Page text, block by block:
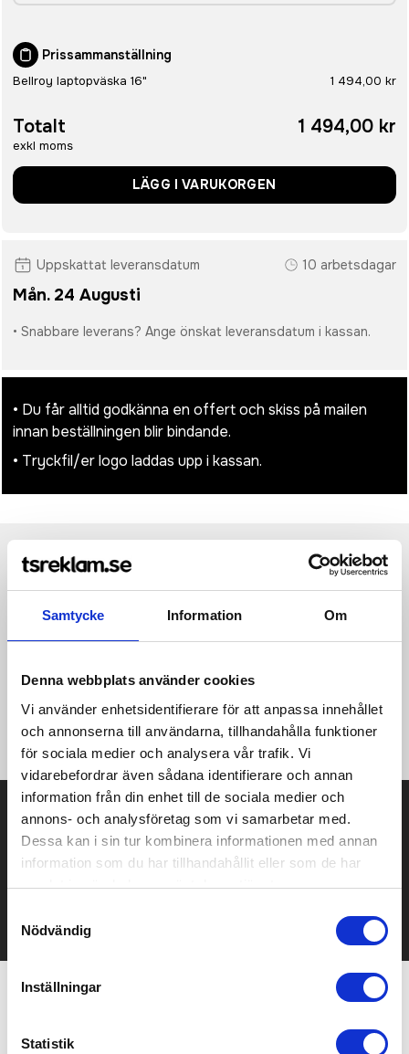
Samtycke Information Om
Denna webbplats använder cookies
Vi använder enhetsidentifierare för att anpassa innehållet
och annonserna till användarna, tillhandahålla funktioner
för sociala medier och analysera vår trafik. Vi
vidarebefordrar även sådana identifierare och annan
information från din enhet till de sociala medier och
annons- och analysföretag som vi samarbetar med.
Dessa kan i sin tur kombinera informationen med annan
information som du har tillhandahållit eller som de har
samlat in när du har använt deras tjänster.
Nödvändig
Inställningar
Statistik
Prissammanställning
Bellroy laptopväska 16" 1 494,00 kr
Totalt
exkl moms
1 494,00 kr
LÄGG I VARUKORGEN
Uppskattat leveransdatum 10 arbetsdagar
Mån. 24 Augusti
• Snabbare leverans? Ange önskat leveransdatum i kassan.
• Du får alltid godkänna en offert och skiss på mailen
innan beställningen blir bindande.
• Tryckfil/er logo laddas upp i kassan.
Produktinformation Recensioner (954st)
Denna allt-i-ett-väska håller dina viktigaste arbetsverktyg
prydligt förvarade och lättåtkomliga, från väskan till
Skumvadderat fodral för laptop. Nedfällbar frontficka. Två
föremål. Vattenavvisande dragkedja och tyg. Invändigt soft-
touch foder.
Prisuppgift på mailen?
Kontakta oss här för att få förslag på produkt och pris över
mailen.
Det går också utmärkt att bara ställa frågor!